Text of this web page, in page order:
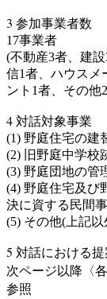
3 参加事業者数
17事業者
(不動産3者、建
信1者、ハウスメ
ント1者、その他
4 対話対象事業
(1) 野庭住宅の建
(2) 旧野庭中学校
(3) 野庭団地の管
(4) 野庭住宅及び
決に資する⺠間
(5) その他(上記以
5 対話における
次ページ以降〈
参照